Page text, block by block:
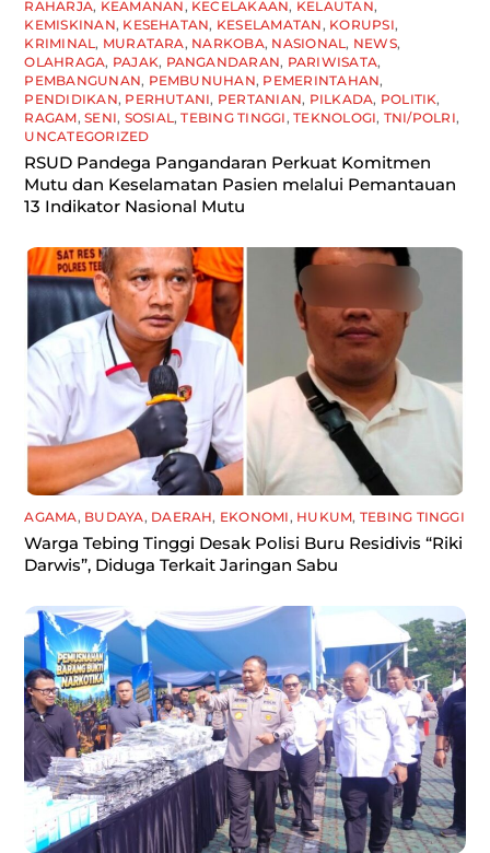
RAHARJA, KEAMANAN , KECELAKAAN, KELAUTAN,
KEMISKINAN, KESEHATAN, KESELAMATAN , KORUPSI,
KRIMINAL , MURATARA, NARKOBA, NASIONAL , NEWS,
OLAHRAGA, PAJAK, PANGANDARAN, PARIWISATA,
PEMBANGUNAN, PEMBUNUHAN, PEMERINTAHAN,
PENDIDIKAN, PERHUTANI, PERTANIAN, PILKADA, POLITIK,
RAGAM,SENI, SOSIAL ,TEBING TINGGI ,TEKNOLOGI, TNI/POLRI,
UNCATEGORIZED
RSUD Pandega Pangandaran Perkuat Komitmen
Mutu dan Keselamatan Pasien melalui Pemantauan
13 Indikator Nasional Mutu
AGAMA, BUDAYA, DAERAH, EKONOMI , HUKUM, TEBING TINGGI
Warga Tebing Tinggi Desak Polisi Buru Residivis “Riki
Darwis”, Diduga Terkait Jaringan Sabu